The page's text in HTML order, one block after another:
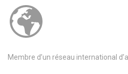
Membre d’un réseau international